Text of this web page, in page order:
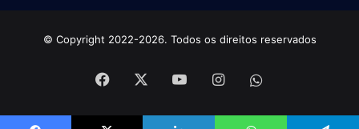
© Copyright 2022-2026. Todos os direitos reservados
Facebook YouTubeInstagram